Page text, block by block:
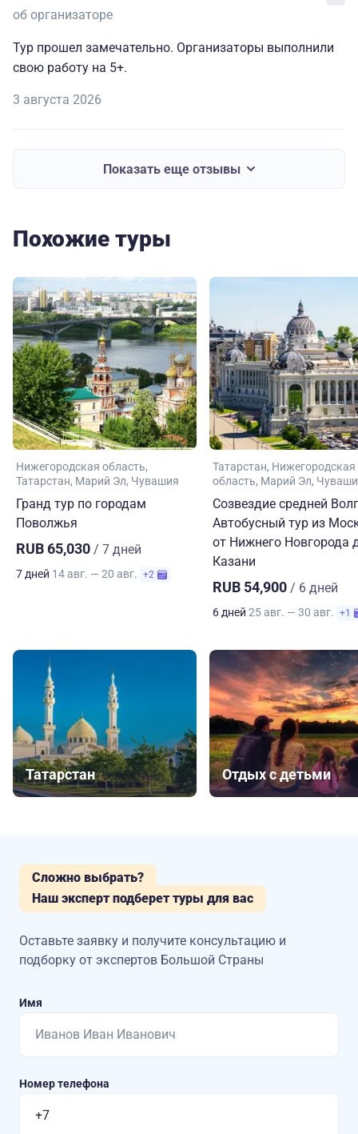
об организаторе
Тур прошел замечательно. Организаторы выполнили
свою работу на 5+.
3 августа 2026
Показать еще отзывы
Похожие туры
Нижегородская область
Татарстан Марий Эл Чувашия
Гранд тур по городам
Поволжья
RUB 65,030 / 7 дней
7 дней 14 авг. — 20 авг. +2
Татарстан Нижегородская
область Марий Эл
Созвездие средней
Автобусный тур из
от Нижнего Новгорода
Казани
RUB 54,900 / 6 дней
6 дней 25 авг. — 30 авг. +1
Татарстан Отдых с детьми
Сложно выбрать?
Наш эксперт подберет туры для вас
Оставьте заявку и получите консультацию и
подборку от экспертов Большой Страны
Имя
Номер телефона